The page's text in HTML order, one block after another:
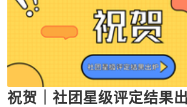
祝贺｜社团星级评定结果